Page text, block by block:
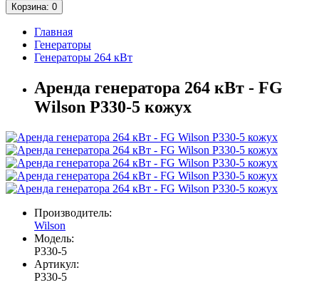
Корзина: 0
Главная
Генераторы
Генераторы 264 кВт
Аренда генератора 264 кВт - FG
Wilson P330-5 кожух
Производитель:
Wilson
Модель:
P330-5
Артикул:
P330-5